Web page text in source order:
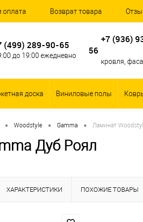
оплата Возврат товара
(499) 289-90-65
до 19:00 ежедневно
+7 (936)
56
кровля,
доска Виниловые полы
• Woodstyle • Gamma • Ламинат
Дуб Роял
ХАРАКТЕРИСТИКИ ПОХОЖИЕ ТОВАРЫ